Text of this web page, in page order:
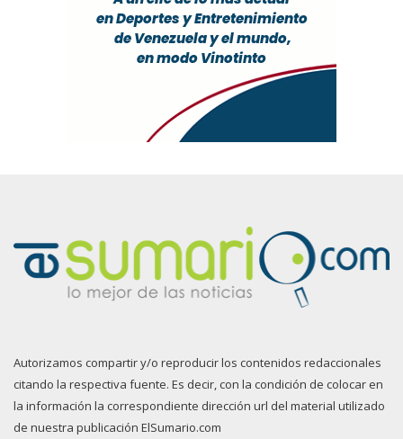
Autorizamos compartir y/o reproducir los contenidos redaccionales
citando la respectiva fuente. Es decir, con la condición de colocar en
la información la correspondiente dirección url del material utilizado
de nuestra publicación ElSumario.com